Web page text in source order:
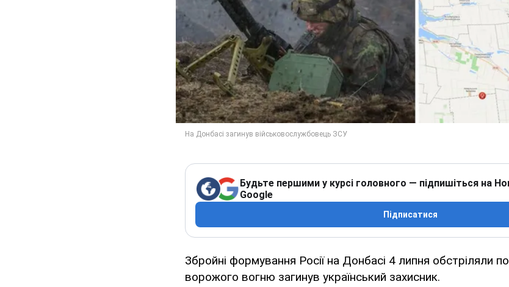
Будьте першими у курсі головного — підпишіться на
Google
Підписатися
Збройні формування Росії на Донбасі 4 липня обстріляли
ворожого вогню загинув український захисник.